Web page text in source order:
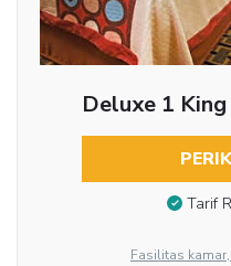
Deluxe 1
Tarif
Fasilitas